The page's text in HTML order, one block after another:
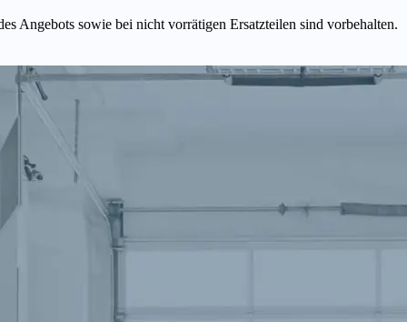
Angebots sowie bei nicht vorrätigen Ersatzteilen sind vorbehalten.